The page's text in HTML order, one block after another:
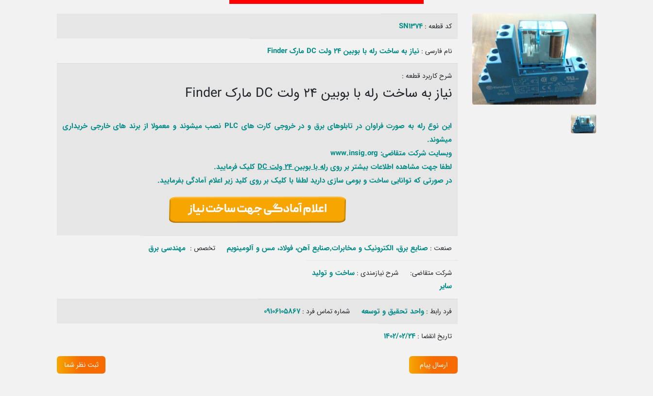
کد قطعه : SN1374
نام فارسی : نیاز به ساخت رله با بوبین 24 ولت DC مارک Finder
شرح کاربرد قطعه :
نیاز به ساخت رله با بوبین 24 ولت DC مارک Finder
این نوع رله به صورت فراوان در تابلوهای برق و در خروجی کارت های PLC نصب میشوند و معمولا از برند های خارجی خریداری
میشوند.
وبسایت شرکت متقاضی: www.insig.org
لطفا جهت مشاهده اطلاعات بیشتر بر روی رله با بوبین 24 ولت DC
کلیک فرمایید.
در صورتی که توانایی ساخت و بومی سازی دارید لطفا با کلیک بر روی کلید زیر اعلام آمادگی بفرمایید.
صنعت : صنایع برق، الکترونیک و مخابرات,صنایع آهن، فولاد، مس و آلومینویم تخصص : مهندسی برق‏ ‏
شرکت متقاضی:
سایر
شرح نیازمندی : ساخت و تولید‏
فرد رابط : واحد تحقیق و توسعه شماره تماس فرد :09106105867
تاریخ انقضا : 1402/02/24
ارسال پیام ثبت نظر شما